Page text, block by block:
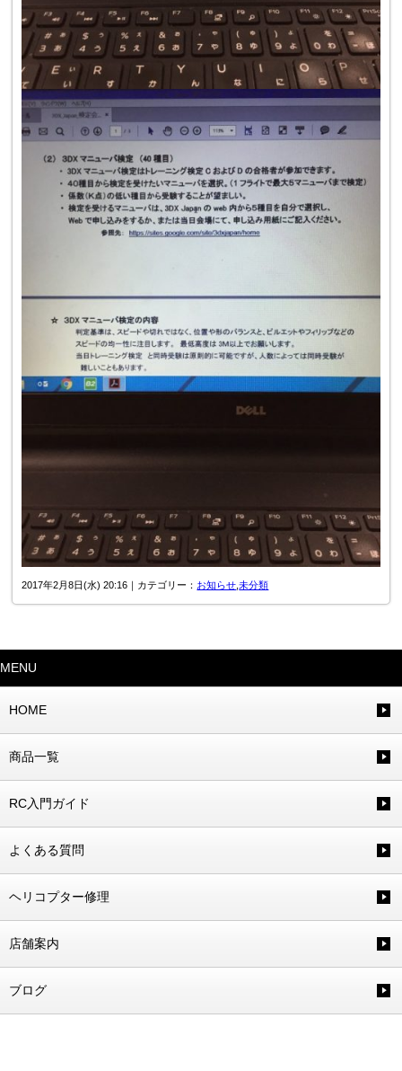
2017年2月8日(水) 20:16｜カテゴリー： お知らせ ,未分類
MENU
HOME
商品一覧
RC入門ガイド
よくある質問
ヘリコプター修理
店舗案内
ブログ